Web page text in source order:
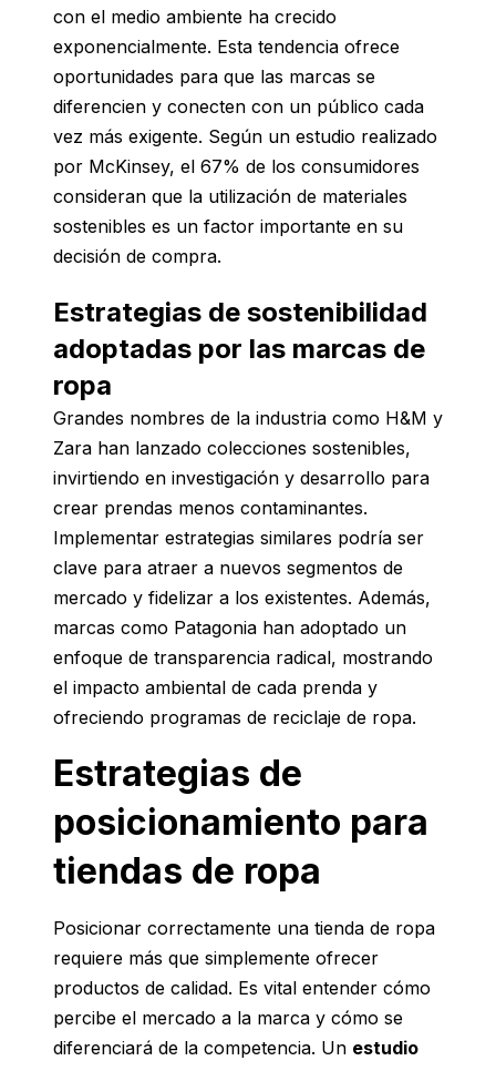
con el medio ambiente ha crecido
exponencialmente. Esta tendencia ofrece
oportunidades para que las marcas se
diferencien y conecten con un público cada
vez más exigente. Según un estudio realizado
por McKinsey, el 67% de los consumidores
consideran que la utilización de materiales
sostenibles es un factor importante en su
decisión de compra.
Estrategias de sostenibilidad
adoptadas por las marcas de
ropa
Grandes nombres de la industria como H&M y
Zara han lanzado colecciones sostenibles,
invirtiendo en investigación y desarrollo para
crear prendas menos contaminantes.
Implementar estrategias similares podría ser
clave para atraer a nuevos segmentos de
mercado y fidelizar a los existentes. Además,
marcas como Patagonia han adoptado un
enfoque de transparencia radical, mostrando
el impacto ambiental de cada prenda y
ofreciendo programas de reciclaje de ropa.
Estrategias de
posicionamiento para
tiendas de ropa
Posicionar correctamente una tienda de ropa
requiere más que simplemente ofrecer
productos de calidad. Es vital entender cómo
percibe el mercado a la marca y cómo se
diferenciará de la competencia. Un estudio